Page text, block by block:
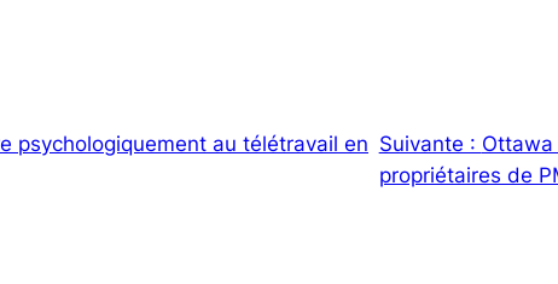
psychologiquement au télétravail en Suivante : Ottawa
propriétaires de